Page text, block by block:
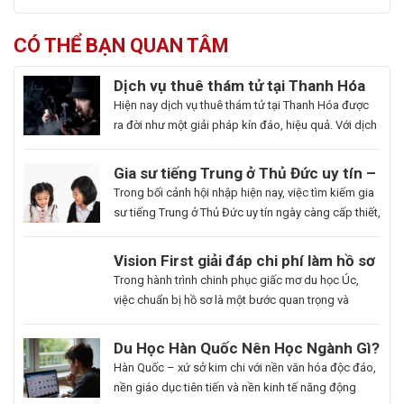
CÓ THỂ BẠN QUAN TÂM
Dịch vụ thuê thám tử tại Thanh Hóa
uy tín và hoạt động 24/7
Hiện nay dịch vụ thuê thám tử tại Thanh Hóa được
ra đời như một giải pháp kín đáo, hiệu quả. Với dịch
thông tin cần thiết và bảo vệ cuộc sống, công việc
một cách chủ động. Để giúp bạn có thể hiểu rõ hơn
Gia sư tiếng Trung ở Thủ Đức uy tín –
Hoa Ngữ Đông Phương
Trong bối cảnh hội nhập hiện nay, việc tìm kiếm gia
sư tiếng Trung ở Thủ Đức uy tín ngày càng cấp thiết,
du học. Hoa Ngữ Đông Phương với nhiều năm kinh
nghiệm, cam kết mang lại chất lượng giảng dạy
vượt trội, giúp […]
Vision First giải đáp chi phí làm hồ sơ
du học Úc có đắt không?
Trong hành trình chinh phục giấc mơ du học Úc,
việc chuẩn bị hồ sơ là một bước quan trọng và
huynh vẫn băn khoăn về khoản chi phí liên quan
đến quá trình này. Vậy, Vision First sẽ giải đáp chi
phí làm hồ sơ […]
Du
Học
Hàn
Ngành
Làm
Đẹp:
Chắp
Bạn
Du Học Hàn Quốc Nên Học Ngành Gì?
Cẩm Nang Lựa Chọn Ngành Phù Hợp
Từ Chuyên Gia Thuận Phát
Hàn Quốc – xứ sở kim chi với nền văn hóa độc đáo,
nền giáo dục tiên tiến và nền kinh tế năng động